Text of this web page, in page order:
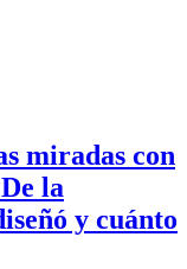
miradas con
la
y cuánto